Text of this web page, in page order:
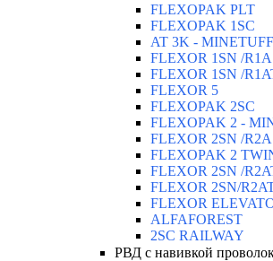
FLEXOPAK PLT
FLEXOPAK 1SС
AT 3K - MINETUFF
FLEXOR 1SN /R1A
FLEXOR 1SN /
FLEXOR 5
FLEXOPAK 2SС
FLEXOPAK 2 -
FLEXOR 2SN /R2A
FLEXOPAK 2
FLEXOR 2SN /
FLEXOR 2SN/
FLEXOR
ALFAFOREST
2SC RAILWAY
РВД с навивкой